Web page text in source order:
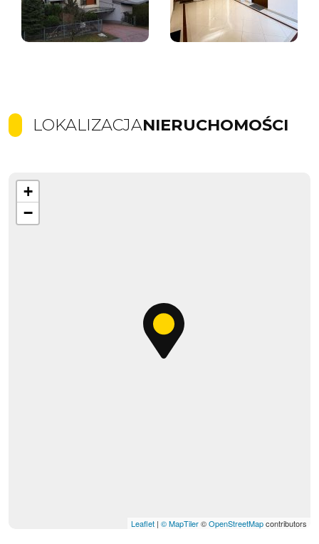
LOKALIZACJANIERUCHOMOŚCI
+
−
Leaflet | © MapTiler©OpenStreetMapcontributors